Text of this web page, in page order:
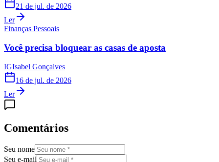
21 de jul. de 2026
Ler
Finanças Pessoais
Você precisa bloquear as casas de aposta
IGIsabel Gonçalves
16 de jul. de 2026
Ler
Comentários
Seu nome
Seu e-mail